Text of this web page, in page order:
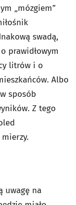
„mózgiem”
swadą,
prawidłowym
litrów i o
Albo
sposób
Z tego
uwagę na